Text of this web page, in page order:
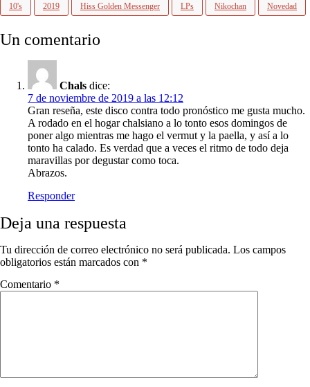
10's 2019 Hiss Golden Messenger LPs Nikochan Novedad
Un comentario
Chals dice:
7 de noviembre de 2019 a las 12:12
Gran reseña, este disco contra todo pronóstico me gusta mucho.
A rodado en el hogar chalsiano a lo tonto esos domingos de
poner algo mientras me hago el vermut y la paella, y así a lo
tonto ha calado. Es verdad que a veces el ritmo de todo deja
maravillas por degustar como toca.
Abrazos.
Responder
Deja una respuesta
Tu dirección de correo electrónico no será publicada. Los campos
obligatorios están marcados con *
Comentario *